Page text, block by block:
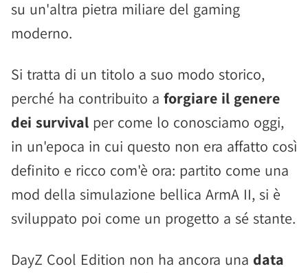
su un'altra pietra miliare del gaming
moderno.
Si tratta di un titolo a suo modo storico,
perché ha contribuito a forgiare il genere
dei survival per come lo conosciamo oggi,
in un'epoca in cui questo non era affatto così
definito e ricco com'è ora: partito come una
mod della simulazione bellica ArmA II, si è
sviluppato poi come un progetto a sé stante.
DayZ Cool Edition non ha ancora una data